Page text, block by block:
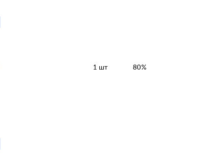
1 шт 80%